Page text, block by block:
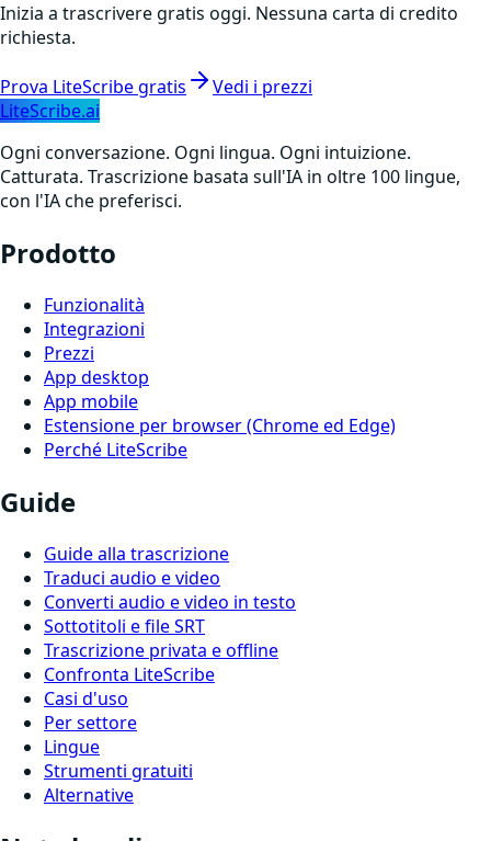
Inizia a trascrivere gratis oggi. Nessuna carta di credito
richiesta.
Prova LiteScribe gratis
Vedi i prezzi
LiteScribe.ai
Ogni conversazione. Ogni lingua. Ogni intuizione.
Catturata. Trascrizione basata sull'IA in oltre 100 lingue,
con l'IA che preferisci.
Prodotto
Funzionalità
Integrazioni
Prezzi
App desktop
App mobile
Estensione per browser (Chrome ed Edge)
Perché LiteScribe
Guide
Guide alla trascrizione
Traduci audio e video
Converti audio e video in testo
Sottotitoli e file SRT
Trascrizione privata e offline
Confronta LiteScribe
Casi d'uso
Per settore
Lingue
Strumenti gratuiti
Alternative